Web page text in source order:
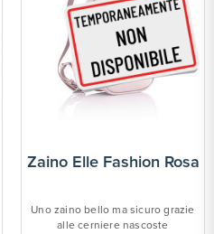
Zaino Elle Fashion Rosa
Uno zaino bello ma sicuro grazie
alle cerniere nascoste